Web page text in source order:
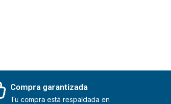
Compra garantizada
Tu compra está respaldada en